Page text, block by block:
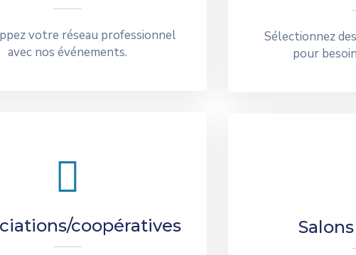
votre réseau professionnel
avec nos événements.
coopératives
Sélectionnez
pour